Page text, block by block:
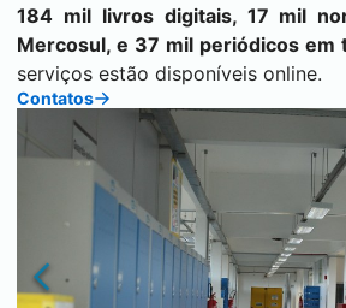
184 mil livros digitais, 17 mil
Mercosul, e 37 mil periódicos em
serviços estão disponíveis online.
Contatos